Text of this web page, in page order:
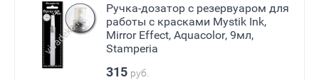
Ручка-дозатор с резервуаром для
работы с красками Mystik Ink,
Mirror Effect, Aquacolor, 9мл,
Stamperia
315 руб.